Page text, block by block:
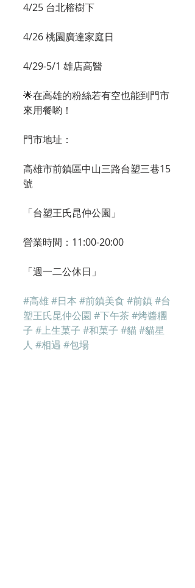
4/25 台北榕樹下
4/26 桃園廣達家庭日
4/29-5/1 雄店高醫
🌟在高雄的粉絲若有空也能到門市
來用餐喲！
門市地址：
高雄市前鎮區中山三路台塑三巷15
號
「台塑王氏昆仲公園」
營業時間：11:00-20:00
「週一二公休日」
#高雄#日本 #前鎮美食 #前鎮#台
塑王氏昆仲公園 #下午茶 #烤醬糰
子 #上生菓子 #和菓子 #貓 #貓星
人 #相遇 #包場